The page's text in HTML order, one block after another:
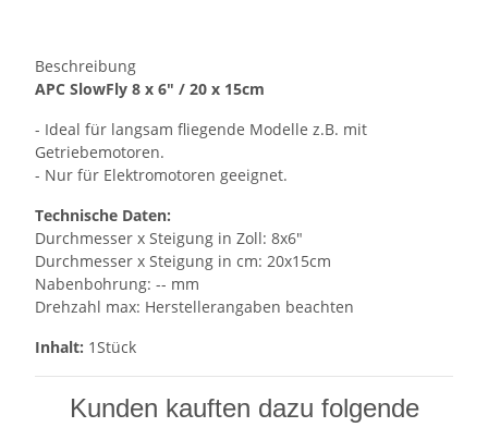
Beschreibung
APC SlowFly 8 x 6" / 20 x 15cm
- Ideal für langsam fliegende Modelle z.B. mit
Getriebemotoren.
- Nur für Elektromotoren geeignet.
Technische Daten:
Durchmesser x Steigung in Zoll: 8x6"
Durchmesser x Steigung in cm: 20x15cm
Nabenbohrung: -- mm
Drehzahl max: Herstellerangaben beachten
Inhalt: 1Stück
Kunden kauften dazu folgende